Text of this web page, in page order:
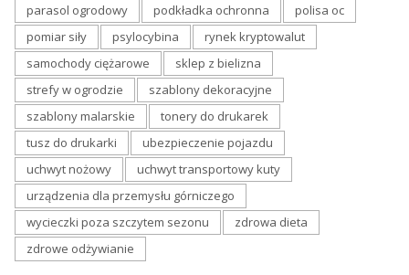
parasol ogrodowy
podkładka ochronna
polisa oc
pomiar siły
psylocybina
rynek kryptowalut
samochody ciężarowe
sklep z bielizna
strefy w ogrodzie
szablony dekoracyjne
szablony malarskie
tonery do drukarek
tusz do drukarki
ubezpieczenie pojazdu
uchwyt nożowy
uchwyt transportowy kuty
urządzenia dla przemysłu górniczego
wycieczki poza szczytem sezonu
zdrowa dieta
zdrowe odżywianie